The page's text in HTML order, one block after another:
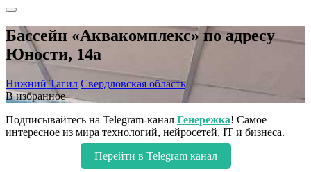
Бассейн «Аквакомплекс» по адресу
Юности, 14а
Нижний Тагил Свердловская область
В избранное
Подписывайтесь на Telegram-канал Генережка! Самое
интересное из мира технологий, нейросетей, IT и бизнеса.
Перейти в Telegram канал